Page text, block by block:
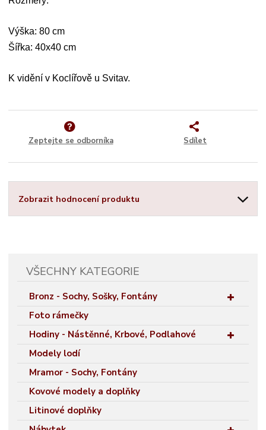
Výška: 80 cm
Šířka: 40x40 cm
K vidění v Koclířově u Svitav.
Zeptejte se odborníka Sdílet
Zobrazit hodnocení produktu
VŠECHNY KATEGORIE
Bronz - Sochy, Sošky, Fontány
Foto rámečky
Hodiny - Nástěnné, Krbové, Podlahové
Modely lodí
Mramor - Sochy, Fontány
Kovové modely a doplňky
Litinové doplňky